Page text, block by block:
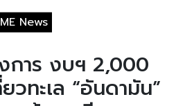
News
การ งบฯ 2,000
วทะเล “อันดามัน”